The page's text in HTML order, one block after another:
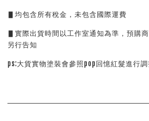
▋均包含所有稅金，未包含國際運費
▋實際出貨時間以工作室通知為準，預購
另行告知
ps:大貨實物塗裝會參照pop回憶紅髮進行調